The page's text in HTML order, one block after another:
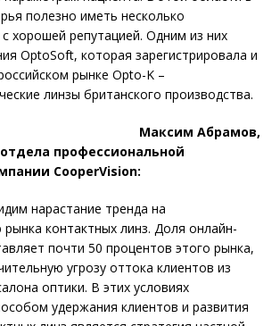
полезно иметь несколько
хорошей репутацией. Одним из них
OptoSoft, которая зарегистрировала и
рынке Opto-K –
линзы британского производства.
Максим Абрамов,
профессиональной
CooperVision:
нарастание тренда на
контактных линз. Доля онлайн-
почти 50 процентов этого рынка,
угрозу оттока клиентов из
оптики. В этих условиях
удержания клиентов и развития